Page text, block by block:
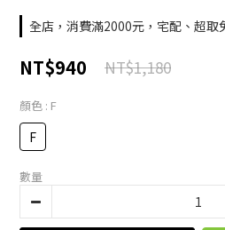
全店，消費滿2000元，宅配、超取
NT$940 NT$1,180
顏色 : F
F
數量